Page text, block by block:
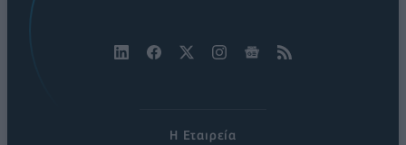
Η Εταιρεία